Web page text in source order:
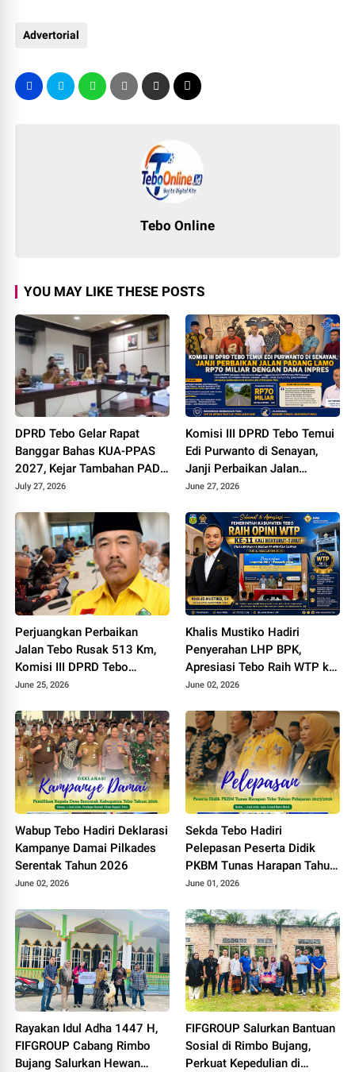
Advertorial
Tebo Online
YOU MAY LIKE THESE POSTS
DPRD Tebo Gelar Rapat
Banggar Bahas KUA-PPAS
2027, Kejar Tambahan PAD
dan DBH Sawit
July 27, 2026
Komisi III DPRD Tebo Temui
Edi Purwanto di Senayan,
Janji Perbaikan Jalan
Padang lamo Rp70 Miliar
June 27, 2026
Perjuangkan Perbaikan
Jalan Tebo Rusak 513 Km,
Komisi III DPRD Tebo
Datangi Kemen PU
June 25, 2026
Khalis Mustiko Hadiri
Penyerahan LHP BPK,
Apresiasi Tebo Raih WTP ke
11
June 02, 2026
Wabup Tebo Hadiri Deklarasi
Kampanye Damai Pilkades
Serentak Tahun 2026
June 02, 2026
Sekda Tebo Hadiri
Pelepasan Peserta Didik
PKBM Tunas Harapan Tahun
Pelajaran 2025 - 2026
June 01, 2026
Rayakan Idul Adha 1447 H,
FIFGROUP Cabang Rimbo
Bujang Salurkan Hewan
FIFGROUP Salurkan Bantuan
Sosial di Rimbo Bujang,
Perkuat Kepedulian di